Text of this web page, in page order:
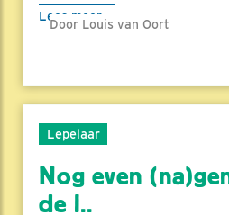
Lees meer
Door Louis van Oort
Lepelaar
Nog even
de l..